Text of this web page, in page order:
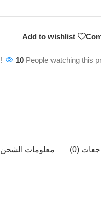
Add to wishlist
10 People watching this
(0) معلومات الشحن